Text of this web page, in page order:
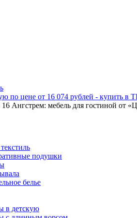
по цене от 16 074 рублей - купить
16 Ангстрем: мебель для гостиной от
подушки
белье
в детскую